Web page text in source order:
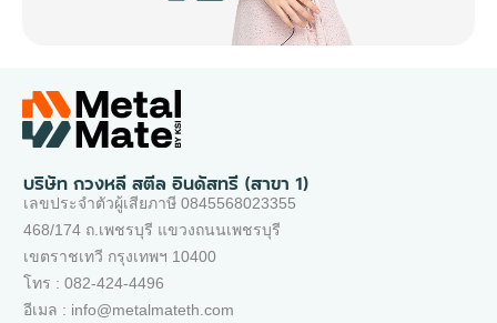
บริษัท กวงหลี สตีล อินดัสทรี (สาขา 1)
เลขประจำตัวผู้เสียภาษี 0845568023355
468/174 ถ.เพชรบุรี แขวงถนนเพชรบุรี
เขตราชเทวี กรุงเทพฯ 10400
โทร : 082-424-4496
อีเมล : info@metalmateth.com